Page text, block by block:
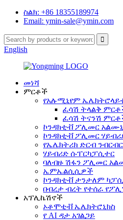
ስልክ: +86 18355189974
Email: ymin-sale@ymin.com
English
መነሻ
ምርቶች
የአሉሚኒየም
ፈሳሽ ትላልቅ
ፈሳሽ ትናንሽ
ኮንዳክቲቭ ፖሊመር
ኮንዳክቲቭ ፖሊመር
የኤሌክትሪክ ድርብ
ሃይብሪድ ሱፐርካፓሲተር
ባለብዙ ሽፋን ፖሊመር
ኤምኤልሲሲዎች
ኮንዳክቲቭ ታንታለም
በብረታ ብረት የተሰራ
አፕሊኬሽኖች
ኦቶሞቲቭ ኤሌክትሮኒክስ
የ AI ዳታ አገልጋይ